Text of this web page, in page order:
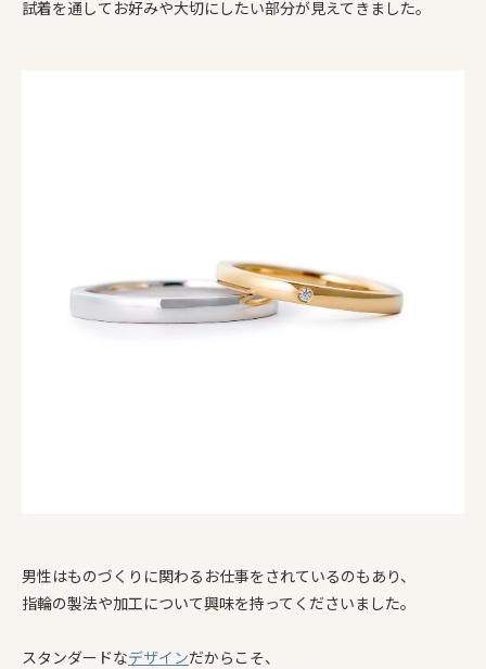
試着を通してお好みや大切にしたい部分が見えてきました。
男性はものづくりに関わるお仕事をされているのもあり、
指輪の製法や加工について興味を持ってくださいました。
スタンダードなデザインだからこそ、